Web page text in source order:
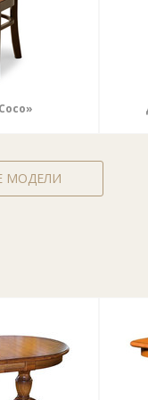
МОДЕЛИ